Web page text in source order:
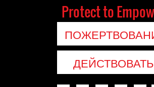
Protect to
ДЕЙСТВОВАТЬ